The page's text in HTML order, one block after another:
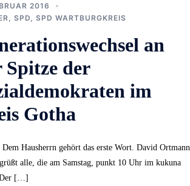
2016
SPD SPD WARTBURGKREIS
an
Spitze der
im
Gotha
Dem Hausherrn gehört das erste Wort. David Ortmann
alle, die am Samstag, punkt 10 Uhr im kukuna
Der […]